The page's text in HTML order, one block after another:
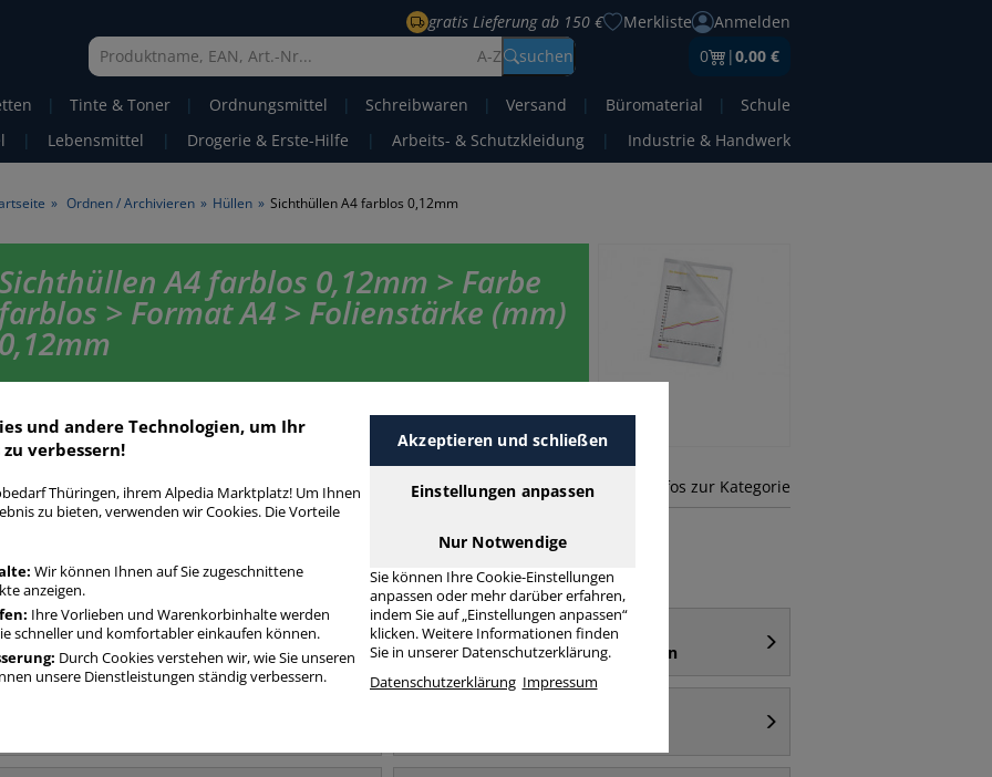
gratis Lieferung ab 150 € Merkliste
Anmelden
A-Z
suchen 0 |0,00 €
| Tinte & Toner | Ordnungsmittel | Schreibwaren | Versand | Büromaterial |
Schule
| Lebensmittel | Drogerie & Erste-Hilfe | Arbeits- & Schutzkleidung | Industrie & Handwerk
» Ordnen / Archivieren » Hüllen » Sichthüllen A4 farblos 0,12mm
A4 farblos 0,12mm > Farbe
farblos > Format A4 > Folienstärke (mm)
schnell Sichthüllen farblos A4 0,12mm mit unserer Filter-Funktion.
A4 farblos 0,12mm mehr Infos zur Kategorie
Häufig gesucht
Sichthüllen
A4
Sichthüllen
A4 - oben & rechts offen
und andere Technologien, um Ihr
verbessern!
Thüringen, ihrem Alpedia Marktplatz! Um Ihnen
zu bieten, verwenden wir Cookies. Die Vorteile
Wir können Ihnen auf Sie zugeschnittene
anzeigen.
Ihre Vorlieben und Warenkorbinhalte werden
schneller und komfortabler einkaufen können.
Durch Cookies verstehen wir, wie Sie unseren
unsere Dienstleistungen ständig verbessern.
Akzeptieren und schließen
Einstellungen anpassen
Nur Notwendige
Sie können Ihre Cookie-Einstellungen
anpassen oder mehr darüber erfahren,
indem Sie auf „Einstellungen anpassen“
klicken. Weitere Informationen finden
Sie in unserer Datenschutzerklärung.
Datenschutzerklärung Impressum